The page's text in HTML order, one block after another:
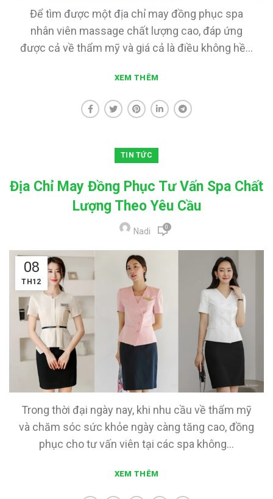
Để tìm được một địa chỉ may đồng phục spa
nhân viên massage chất lượng cao, đáp ứng
được cả về thẩm mỹ và giá cả là điều không hề...
XEM THÊM
TIN TỨC
Địa Chỉ May Đồng Phục Tư Vấn Spa Chất
Lượng Theo Yêu Cầu
Nadi 0
08
TH12
Trong thời đại ngày nay, khi nhu cầu về thẩm mỹ
và chăm sóc sức khỏe ngày càng tăng cao, đồng
phục cho tư vấn viên tại các spa không...
XEM THÊM